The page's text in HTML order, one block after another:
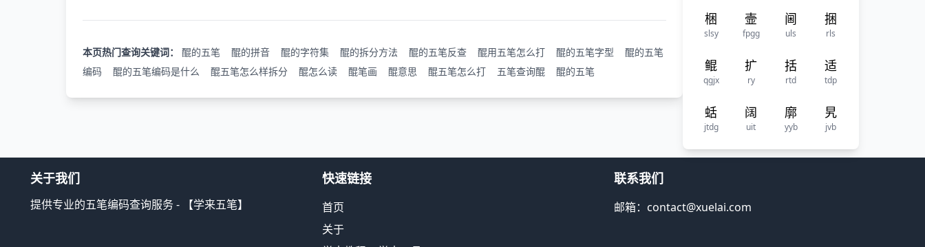
本页热门查询关键词： 醌的五笔 醌的拼音 醌的字符集 醌的拆分方法 醌的五笔反查 醌用五笔怎么打 醌的五笔字型
醌的五笔
编码
醌的五笔编码是什么 醌五笔怎么样拆分 醌怎么读 醌笔画 醌意思 醌五笔怎么打 五笔查询醌 醌的五笔
梱
slsy
壸
fpgg
阃
uls
捆
rls
鲲
qgjx
扩
ry
括
rtd
适
tdp
蛞
jtdg
阔
uit
廓
yyb
旯
jvb
关于我们
提供专业的五笔编码查询服务 - 【学来五笔】
快速链接
首页
关于
联系我们
邮箱：contact@xuelai.com